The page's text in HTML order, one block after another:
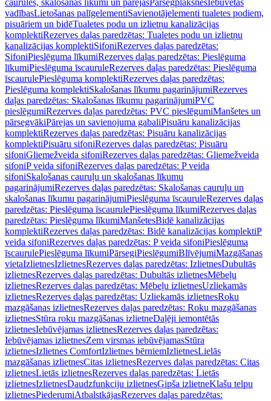
caurules, skalošanas līkumi un pārejasPārsegplāksnesIebūvētas
vadībasLietošanas palīgelementiSavienotājelementi tualetes podiem,
pisuāriem un bidēTualetes podu un izlietņu kanalizācijas
komplektiRezerves daļas paredzētas: Tualetes podu un izlietņu
kanalizācijas komplektiSifoniRezerves daļas paredzētas:
SifoniPieslēguma līkumiRezerves daļas paredzētas: Pieslēguma
līkumiPieslēguma īscauruleRezerves daļas paredzētas: Pieslēguma
īscaurulePieslēguma komplektiRezerves daļas paredzētas:
Pieslēguma komplektiSkalošanas līkumu pagarinājumiRezerves
daļas paredzētas: Skalošanas līkumu pagarinājumiPVC
pieslēgumiRezerves daļas paredzētas: PVC pieslēgumiManšetes un
pārsegvākiPārejas un savienojuma gabaliPisuāru kanalizācijas
komplektiRezerves daļas paredzētas: Pisuāru kanalizācijas
komplektiPisuāru sifoniRezerves daļas paredzētas: Pisuāru
sifoniGliemežveida sifoniRezerves daļas paredzētas: Gliemežveida
sifoniP veida sifoniRezerves daļas paredzētas: P veida
sifoniSkalošanas cauruļu un skalošanas līkumu
pagarinājumiRezerves daļas paredzētas: Skalošanas cauruļu un
skalošanas līkumu pagarinājumiPieslēguma īscauruleRezerves daļas
paredzētas: Pieslēguma īscaurulePieslēguma līkumiRezerves daļas
paredzētas: Pieslēguma līkumiManšetesBidē kanalizācijas
komplektiRezerves daļas paredzētas: Bidē kanalizācijas komplektiP
veida sifoniRezerves daļas paredzētas: P veida sifoniPieslēguma
īscaurulePieslēguma līkumiPārsegiPieslēgumiBlīvējumiMazgāšanas
vietaIzlietnesIzlietnesRezerves daļas paredzētas: IzlietnesDubultās
izlietnesRezerves daļas paredzētas: Dubultās izlietnesMēbeļu
izlietnesRezerves daļas paredzētas: Mēbeļu izlietnesUzliekamās
izlietnesRezerves daļas paredzētas: Uzliekamās izlietnesRoku
mazgāšanas izlietnesRezerves daļas paredzētas: Roku mazgāšanas
izlietnesStūra roku mazgāšanas izlietneDaļēji iemontētās
izlietnesIebūvējamas izlietnesRezerves daļas paredzētas:
Iebūvējamas izlietnesZem virsmas iebūvējamasStūra
izlietnesIzlietnes ComfortIzlietnes bērniemIzlietnesLielās
mazgāšanas izlietnesCitas izlietnesRezerves daļas paredzētas: Citas
izlietnesLietās izlietnesRezerves daļas paredzētas: Lietās
izlietnesIzlietnesDaudzfunkciju izlietnesĢipša izlietneKlašu telpu
izlietnesPiederumiAtbalstkājasRezerves daļas paredzētas: